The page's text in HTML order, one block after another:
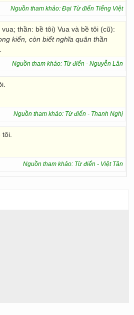
Nguồn tham khảo: Đại Từ điển Tiếng Việt
vua; thần: bề tôi) Vua và bề tôi (cũ):
kiến, còn biết nghĩa quân thần
Nguồn tham khảo: Từ điển - Nguyễn Lân
Nguồn tham khảo: Từ điển - Thanh Nghị
tôi.
Nguồn tham khảo: Từ điển - Việt Tân